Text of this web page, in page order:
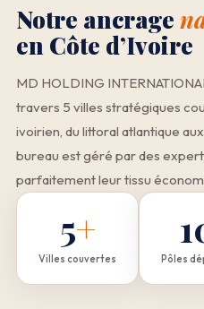
Notre ancrage
en Côte d’Ivoire
MD HOLDING
travers 5 villes stratégiques
ivoirien, du littoral atlantique
bureau est géré par des
parfaitement leur tissu
5+
Villes couvertes Pôles